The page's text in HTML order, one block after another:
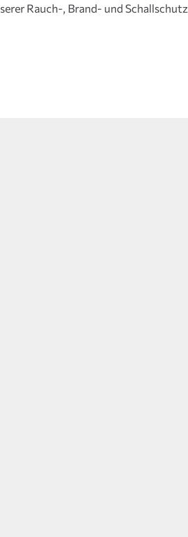
Rauch-, Brand- und Schallschutz